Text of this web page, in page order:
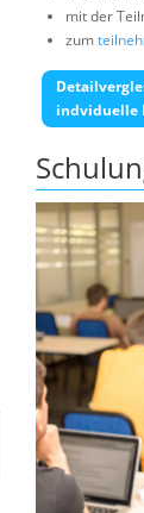
mit der
zum
indviduelle